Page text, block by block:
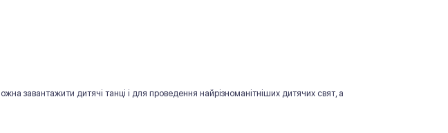
завантажити дитячі танці і для проведення найрізноманітніших дитячих свят, а